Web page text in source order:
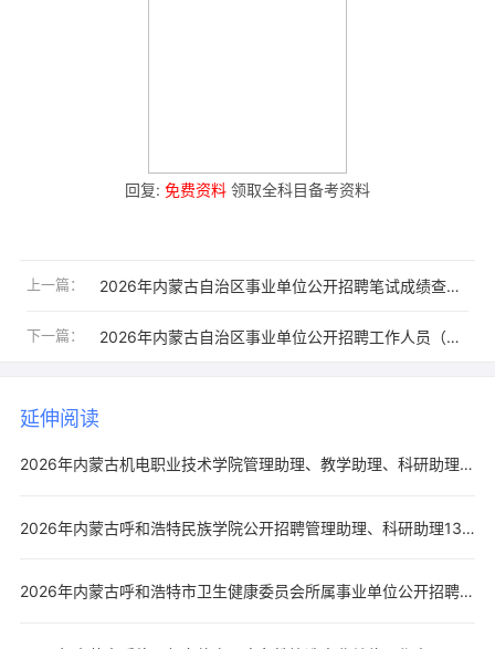
回复: 免费资料 领取全科目备考资料
上一篇： 2026年内蒙古自治区事业单位公开招聘笔试成绩查询入口
下一篇： 2026年内蒙古自治区事业单位公开招聘工作人员（阿拉善盟招聘岗位）资格复审公告
延伸阅读
2026年内蒙古机电职业技术学院管理助理、教学助理、科研助理岗位招聘工作人员21人公告
2026年内蒙古呼和浩特民族学院公开招聘管理助理、科研助理13人公告
2026年内蒙古呼和浩特市卫生健康委员会所属事业单位公开招聘控制数工作人员200人公告